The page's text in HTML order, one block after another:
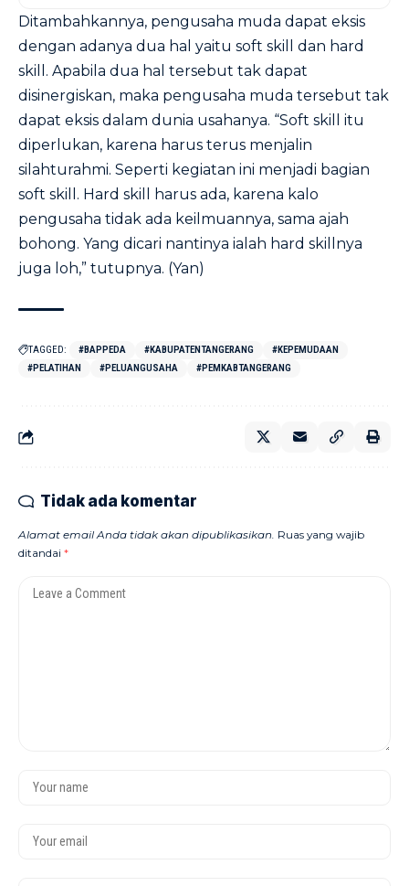
Ditambahkannya, pengusaha muda dapat eksis
dengan adanya dua hal yaitu soft skill dan hard
skill. Apabila dua hal tersebut tak dapat
disinergiskan, maka pengusaha muda tersebut tak
dapat eksis dalam dunia usahanya. “Soft skill itu
diperlukan, karena harus terus menjalin
silahturahmi. Seperti kegiatan ini menjadi bagian
soft skill. Hard skill harus ada, karena kalo
pengusaha tidak ada keilmuannya, sama ajah
bohong. Yang dicari nantinya ialah hard skillnya
juga loh,” tutupnya. (Yan)
TAGGED: #BAPPEDA #KABUPATENTANGERANG
#KEPEMUDAAN
#PELATIHAN
#PELUANGUSAHA #PEMKABTANGERANG
Tidak ada komentar
Alamat email Anda tidak akan dipublikasikan. Ruas yang wajib
ditandai *